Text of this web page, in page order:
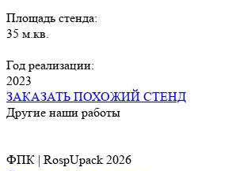
Площадь стенда:
35 м.кв.
Год реализации:
2023
ЗАКАЗАТЬ ПОХОЖИЙ СТЕНД
Другие наши работы
ФПК | RospUpack 2026